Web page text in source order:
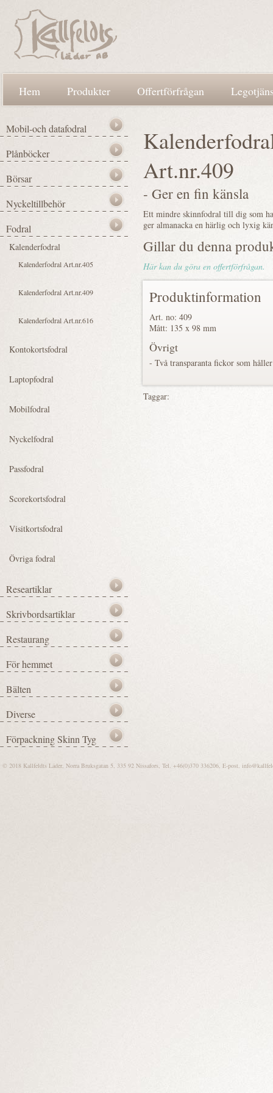
Hem Produkter Offertförfrågan
Art.nr.409
- Ger en fin känsla
Ett mindre skinnfodral till dig som
ger almanacka en härlig och lyxig
Gillar du denna
Här kan du göra en offertförfrågan.
Produktinformation
Art. no: 409
Mått: 135 x 98 mm
Övrigt
- Två transparanta fickor som
Taggar:
© 2018 Kallfeldts Läder, Norra Bruksgatan 5, 335 92 Nissafors, Tel. +46(0)370 336206, E-post.